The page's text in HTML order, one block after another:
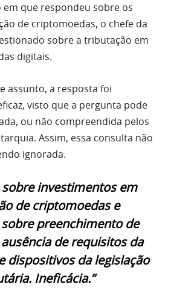
em que respondeu sobre os
de criptomoedas, o chefe da
sobre a tributação em
digitais.
assunto, a resposta foi
visto que a pergunta pode
ou não compreendida pelos
Assim, essa consulta não
ignorada.
sobre investimentos em
de criptomoedas e
preenchimento de
de requisitos da
dispositivos da legislação
Ineficácia.”